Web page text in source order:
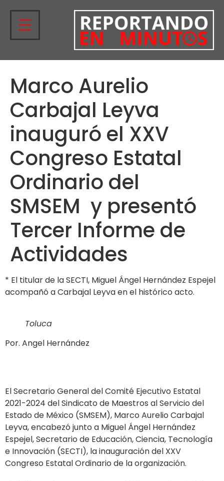
Marco Aurelio
Carbajal Leyva
inauguró el XXV
Congreso Estatal
Ordinario del
SMSEM y presentó
Tercer Informe de
Actividades
* El titular de la SECTI, Miguel Ángel Hernández Espejel
acompañó a Carbajal Leyva en el histórico acto.
Toluca
Por. Angel Hernández
El Secretario General del Comité Ejecutivo Estatal
2021-2024 del Sindicato de Maestros al Servicio del
Estado de México (SMSEM), Marco Aurelio Carbajal
Leyva, encabezó junto a Miguel Ángel Hernández
Espejel, Secretario de Educación, Ciencia, Tecnología
e Innovación (SECTI), la inauguración del XXV
Congreso Estatal Ordinario de la organización.